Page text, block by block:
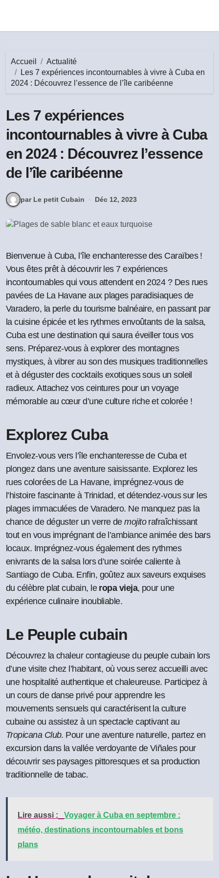
Accueil
Actualité
Les 7 expériences incontournables à vivre à Cuba en
2024 : Découvrez l’essence de l’île caribéenne
Les 7 expériences
incontournables à vivre à Cuba
en 2024 : Découvrez l’essence
de l’île caribéenne
par Le petit Cubain Déc 12, 2023
Bienvenue à Cuba, l’île enchanteresse des Caraïbes !
Vous êtes prêt à découvrir les 7 expériences
incontournables qui vous attendent en 2024 ? Des rues
pavées de La Havane aux plages paradisiaques de
Varadero, la perle du tourisme balnéaire, en passant par
la cuisine épicée et les rythmes envoûtants de la salsa,
Cuba est une destination qui saura éveiller tous vos
sens. Préparez-vous à explorer des montagnes
mystiques, à vibrer au son des musiques traditionnelles
et à déguster des cocktails exotiques sous un soleil
radieux. Attachez vos ceintures pour un voyage
mémorable au cœur d’une culture riche et colorée !
Explorez Cuba
Envolez-vous vers l’île enchanteresse de Cuba et
plongez dans une aventure saisissante. Explorez les
rues colorées de La Havane, imprégnez-vous de
l’histoire fascinante à Trinidad, et détendez-vous sur les
plages immaculées de Varadero. Ne manquez pas la
chance de déguster un verre demojitorafraîchissant
tout en vous imprégnant de l’ambiance animée des bars
locaux. Imprégnez-vous également des rythmes
enivrants de la salsa lors d’une soirée caliente à
Santiago de Cuba. Enfin, goûtez aux saveurs exquises
du célèbre plat cubain, le ropa vieja, pour une
expérience culinaire inoubliable.
Le Peuple cubain
Découvrez la chaleur contagieuse du peuple cubain lors
d’une visite chez l’habitant, où vous serez accueilli avec
une hospitalité authentique et chaleureuse. Participez à
un cours de danse privé pour apprendre les
mouvements sensuels qui caractérisent la culture
cubaine ou assistez à un spectacle captivant au
Tropicana Club. Pour une aventure naturelle, partez en
excursion dans la vallée verdoyante de Viñales pour
découvrir ses paysages pittoresques et sa production
traditionnelle de tabac.
Lire aussi :
Voyager à Cuba en septembre :
météo, destinations incontournables et bons
plans